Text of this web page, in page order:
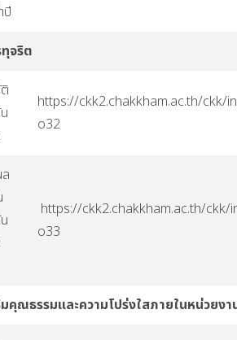
ปี
จริต
https://ckk2.chakkham.ac.th/
o32
https://ckk2.chakkham.ac.th/
o33
คุณธรรมและความโปร่งใสภายในหน่วยงา